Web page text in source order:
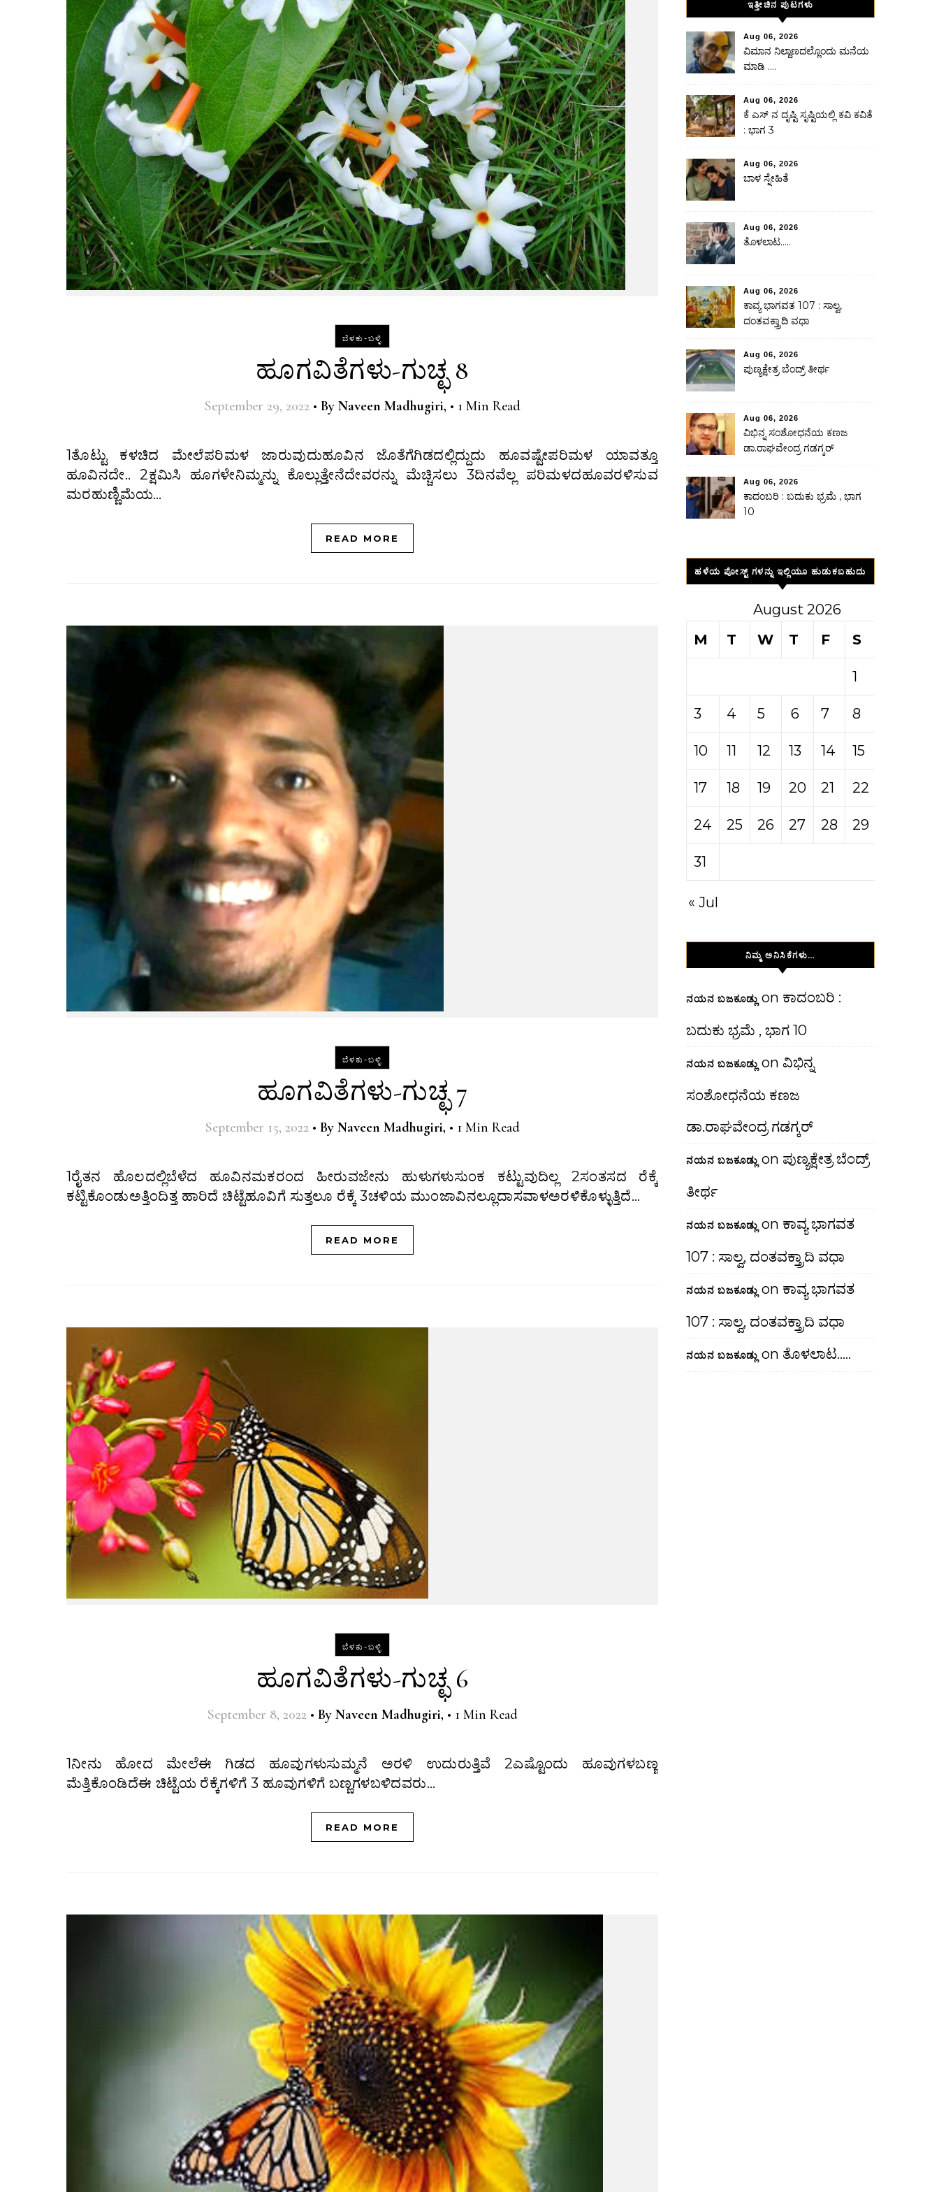
ಬೆಳಕು-ಬಳ್ಳಿ
ಹೂಗವಿತೆಗಳು-ಗುಚ್ಛ 8
September 29, 2022 • By Naveen Madhugiri, • 1 Min Read
1ತೊಟ್ಟು ಕಳಚಿದ ಮೇಲೆಪರಿಮಳ ಜಾರುವುದುಹೂವಿನ ಜೊತೆಗೆಗಿಡದಲ್ಲಿದ್ದುದು ಹೂವಷ್ಟೇಪರಿಮಳ ಯಾವತ್ತೂ
ಹೂವಿನದೇ.. 2ಕ್ಷಮಿಸಿ ಹೂಗಳೇನಿಮ್ಮನ್ನು ಕೊಲ್ಲುತ್ತೇನೆದೇವರನ್ನು ಮೆಚ್ಚಿಸಲು 3ದಿನವೆಲ್ಲ ಪರಿಮಳದಹೂವರಳಿಸುವ
ಮರಹುಣ್ಣಿಮೆಯ…
READ MORE
ಬೆಳಕು-ಬಳ್ಳಿ
ಹೂಗವಿತೆಗಳು-ಗುಚ್ಛ 7
September 15, 2022 • By Naveen Madhugiri, • 1 Min Read
1ರೈತನ ಹೊಲದಲ್ಲಿಬೆಳೆದ ಹೂವಿನಮಕರಂದ ಹೀರುವಜೇನು ಹುಳುಗಳುಸುಂಕ ಕಟ್ಟುವುದಿಲ್ಲ 2ಸಂತಸದ ರೆಕ್ಕೆ
ಕಟ್ಟಿಕೊಂಡುಅತ್ತಿಂದಿತ್ತ ಹಾರಿದೆ ಚಿಟ್ಟೆಹೂವಿಗೆ ಸುತ್ತಲೂ ರೆಕ್ಕೆ 3ಚಳಿಯ ಮುಂಜಾವಿನಲ್ಲೂದಾಸವಾಳಅರಳಿಕೊಳ್ಳುತ್ತಿದೆ…
READ MORE
ಬೆಳಕು-ಬಳ್ಳಿ
ಹೂಗವಿತೆಗಳು-ಗುಚ್ಛ 6
September 8, 2022 • By Naveen Madhugiri, • 1 Min Read
1ನೀನು ಹೋದ ಮೇಲೆಈ ಗಿಡದ ಹೂವುಗಳುಸುಮ್ಮನೆ ಅರಳಿ ಉದುರುತ್ತಿವೆ 2ಎಷ್ಟೊಂದು ಹೂವುಗಳಬಣ್ಣ
ಮೆತ್ತಿಕೊಂಡಿದೆಈ ಚಿಟ್ಟೆಯ ರೆಕ್ಕೆಗಳಿಗೆ 3 ಹೂವುಗಳಿಗೆ ಬಣ್ಣಗಳಬಳಿದವರು…
READ MORE
ಇತ್ತೀಚಿನ ಪುಟಗಳು
Aug 06, 2026
ವಿಮಾನ ನಿಲ್ದಾಣದಲ್ಲೊಂದು ಮನೆಯ
ಮಾಡಿ ….
Aug 06, 2026
ಕೆ ಎಸ್ ನ ದೃಷ್ಟಿ ಸೃಷ್ಟಿಯಲ್ಲಿ ಕವಿ ಕವಿತೆ
: ಭಾಗ 3
Aug 06, 2026
ಬಾಳ ಸ್ನೇಹಿತೆ
Aug 06, 2026
ತೊಳಲಾಟ…..
Aug 06, 2026
ಕಾವ್ಯ ಭಾಗವತ 107 : ಸಾಲ್ವ,
ದಂತವಕ್ತ್ರಾದಿ ವಧಾ
Aug 06, 2026
ಪುಣ್ಯಕ್ಷೇತ್ರ ಬೆಂದ್ರ್ ತೀರ್ಥ
Aug 06, 2026
ವಿಭಿನ್ನ ಸಂಶೋಧನೆಯ ಕಣಜ
ಡಾ.ರಾಘವೇಂದ್ರ ಗಡಗ್ಕರ್
Aug 06, 2026
ಕಾದಂಬರಿ : ಬದುಕು ಭ್ರಮೆ , ಭಾಗ
10
ಹಳೆಯ ಪೋಸ್ಟ್ ಗಳನ್ನು ಇಲ್ಲಿಯೂ ಹುಡುಕಬಹುದು
August 2026
M
T W T F S
1
3 4 5 6 7 8
10 11 12 13 14 15
17 18 19 20 21 22
24 25 26 27 28 29
31
« Jul
ನಿಮ್ಮ ಅನಿಸಿಕೆಗಳು…
ನಯನ ಬಜಕೂಡ್ಲು on ಕಾದಂಬರಿ :
ಬದುಕು ಭ್ರಮೆ , ಭಾಗ 10
ನಯನ ಬಜಕೂಡ್ಲು on ವಿಭಿನ್ನ
ಸಂಶೋಧನೆಯ ಕಣಜ
ಡಾ.ರಾಘವೇಂದ್ರ ಗಡಗ್ಕರ್
ನಯನ ಬಜಕೂಡ್ಲು on ಪುಣ್ಯಕ್ಷೇತ್ರ ಬೆಂದ್ರ್
ತೀರ್ಥ
ನಯನ ಬಜಕೂಡ್ಲು on ಕಾವ್ಯ ಭಾಗವತ
107 : ಸಾಲ್ವ, ದಂತವಕ್ತ್ರಾದಿ ವಧಾ
ನಯನ ಬಜಕೂಡ್ಲು on ಕಾವ್ಯ ಭಾಗವತ
107 : ಸಾಲ್ವ, ದಂತವಕ್ತ್ರಾದಿ ವಧಾ
ನಯನ ಬಜಕೂಡ್ಲು on ತೊಳಲಾಟ…..